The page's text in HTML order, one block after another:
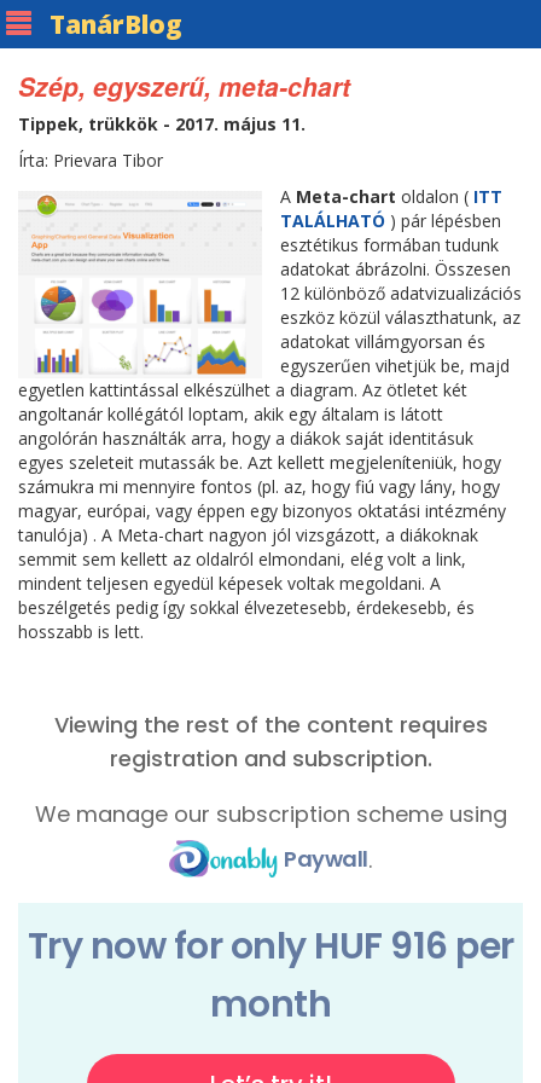
TanárBlog
Szép, egyszerű, meta-chart
Tippek, trükkök - 2017. május 11.
Írta: Prievara Tibor
A Meta-chart oldalon ( ITT
TALÁLHATÓ ) pár lépésben
esztétikus formában tudunk
adatokat ábrázolni. Összesen
12 különböző adatvizualizációs
eszköz közül választhatunk, az
adatokat villámgyorsan és
egyszerűen vihetjük be, majd
egyetlen kattintással elkészülhet a diagram. Az ötletet két
angoltanár kollégától loptam, akik egy általam is látott
angolórán használták arra, hogy a diákok saját identitásuk
egyes szeleteit mutassák be. Azt kellett megjeleníteniük, hogy
számukra mi mennyire fontos (pl. az, hogy fiú vagy lány, hogy
magyar, európai, vagy éppen egy bizonyos oktatási intézmény
tanulója) . A Meta-chart nagyon jól vizsgázott, a diákoknak
semmit sem kellett az oldalról elmondani, elég volt a link,
mindent teljesen egyedül képesek voltak megoldani. A
beszélgetés pedig így sokkal élvezetesebb, érdekesebb, és
hosszabb is lett.